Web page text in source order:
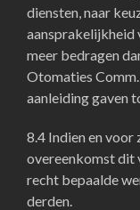
diensten, naar
aansprakelijkheid
meer bedragen
Otomaties
aanleiding gaven
8.4 Indien en voor
overeenkomst dit
recht bepaalde
derden.